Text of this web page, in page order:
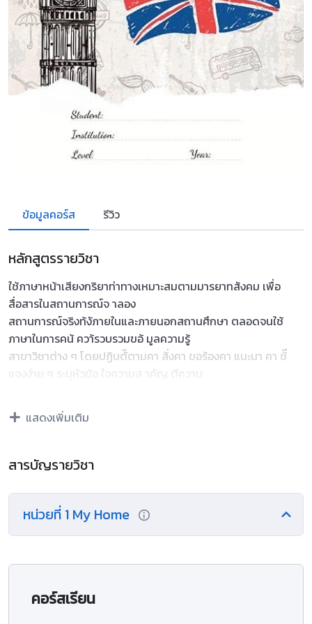
ข้อมูลคอร์ส รีวิว
หลักสูตรรายวิชา
ใช้ภาษาหน้าเสียงกริยาท่าทางเหมาะสมตามมารยาทสังคม เพื่อ
สื่อสารในสถานการณ์จ าลอง
สถานการณ์จริงท้งัภายในและภายนอกสถานศึกษา ตลอดจนใช้
ภาษาในการคน้ ควา้รวบรวมขอ้ มูลความรู้
สาขาวิชาต่าง ๆ โดยปฏิบตัิตามคา สั่งคา ขอร้องคา แนะนา คา ช้ี
แจงง่าย ๆ ระบุหัวข้อ ใจความส าคัญ ตีความ
สัญลกั ษณ์และที่เป็นความเรียงประเภท
สิ่งพิมพ์ต่าง ๆ ฉลากสินค้า ฉลากยา โฆษณา เว็บไซท์บทสนทนา
ง่าย ๆ ที่อ่านและฟัง ในเรื่องราวเกี่ยวกบั ตนเองครอบครัวอาหาร
การศึกษา อาชีพ ลมฟ้าอากาศ สิ่งแวดล้อม ออกเสียงค า วลี
ประโยค บทสนทนา บทอ่าน
ส้ัน ๆ บทร้องกรองส้ัน ๆ ตามหลักการออกเสียง สนทนาแลก
คา ช้ีแจง แสดงความต้องการ ขอ ตอบรับ ตอบปฏิเสธความช่วย
ดว้ยการใชค้า ศพั ท์ส านวนภาษาที่ใชใ้นการสื่อสารระหวา่ งบุคคล
แสดงเพิ่มเติม
สารบัญรายวิชา
หน่วยที่ 1 My Home
คอร์สเรียน